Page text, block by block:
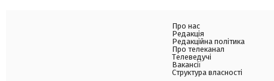
Про нас
Редакція
Редакційна політика
Про телеканал
Телеведучі
Вакансії
Структура власності